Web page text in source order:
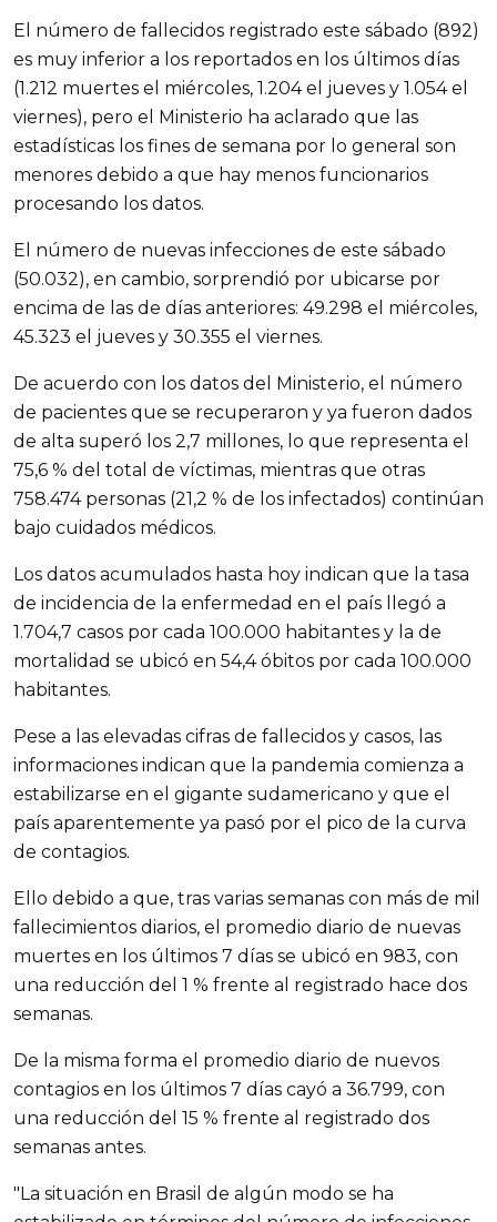
El número de fallecidos registrado este sábado (892)
es muy inferior a los reportados en los últimos días
(1.212 muertes el miércoles, 1.204 el jueves y 1.054 el
viernes), pero el Ministerio ha aclarado que las
estadísticas los fines de semana por lo general son
menores debido a que hay menos funcionarios
procesando los datos.
El número de nuevas infecciones de este sábado
(50.032), en cambio, sorprendió por ubicarse por
encima de las de días anteriores: 49.298 el miércoles,
45.323 el jueves y 30.355 el viernes.
De acuerdo con los datos del Ministerio, el número
de pacientes que se recuperaron y ya fueron dados
de alta superó los 2,7 millones, lo que representa el
75,6 % del total de víctimas, mientras que otras
758.474 personas (21,2 % de los infectados) continúan
bajo cuidados médicos.
Los datos acumulados hasta hoy indican que la tasa
de incidencia de la enfermedad en el país llegó a
1.704,7 casos por cada 100.000 habitantes y la de
mortalidad se ubicó en 54,4 óbitos por cada 100.000
habitantes.
Pese a las elevadas cifras de fallecidos y casos, las
informaciones indican que la pandemia comienza a
estabilizarse en el gigante sudamericano y que el
país aparentemente ya pasó por el pico de la curva
de contagios.
Ello debido a que, tras varias semanas con más de mil
fallecimientos diarios, el promedio diario de nuevas
muertes en los últimos 7 días se ubicó en 983, con
una reducción del 1 % frente al registrado hace dos
semanas.
De la misma forma el promedio diario de nuevos
contagios en los últimos 7 días cayó a 36.799, con
una reducción del 15 % frente al registrado dos
semanas antes.
"La situación en Brasil de algún modo se ha